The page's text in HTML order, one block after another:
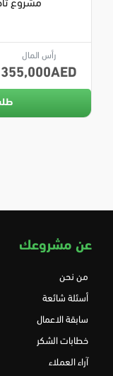
مشروع
رأس المال
355,000
عن مشروعك
من نحن
أسئلة شائعة
سابقة الاعمال
خطابات الشكر
آراء العملاء